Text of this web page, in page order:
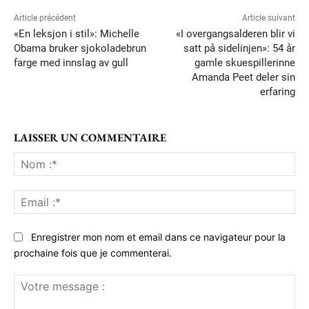
Article précédent
«En leksjon i stil»: Michelle
Obama bruker sjokoladebrun
farge med innslag av gull
Article suivant
«I overgangsalderen blir vi
satt på sidelinjen»: 54 år
gamle skuespillerinne
Amanda Peet deler sin
erfaring
LAISSER UN COMMENTAIRE
:*
:*
Enregistrer mon nom et email dans ce navigateur pour la
prochaine fois que je commenterai.